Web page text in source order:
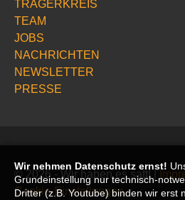
Wir nehmen Datenschutz ernst!
Grundeinstellung nur technisch-
Dritter (z.B. Youtube) binden wir erst
TRÄGERKREIS
TEAM
JOBS
NACHRICHTEN
NEWSLETTER
PRESSE
© 2026 - Wir haben es satt! |
Cookie-Einstellungen